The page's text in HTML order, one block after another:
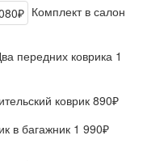
Комплект в салон
передних коврика 1
коврик 890₽
в багажник 1 990₽